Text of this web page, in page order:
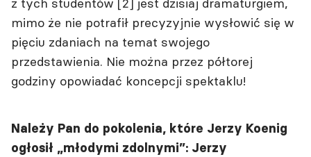
mimo że nie potrafił precyzyjnie wysłowić się w
pięciu zdaniach na temat swojego
przedstawienia. Nie można przez półtorej
godziny opowiadać koncepcji spektaklu!
Należy Pan do pokolenia, które Jerzy Koenig
ogłosił „młodymi zdolnymi”: Jerzy